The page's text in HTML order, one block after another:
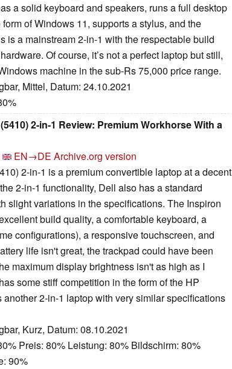
a solid keyboard and speakers, runs a full desktop
of Windows 11, supports a stylus, and the
is a mainstream 2-in-1 with the respectable build
Of course, it’s not a perfect laptop but still,
machine in the sub-Rs 75,000 price range.
Mittel, Datum: 24.10.2021
2-in-1 Review: Premium Workhorse With a
EN→DE Archive.org version
2-in-1 is a premium convertible laptop at a decent
2-in-1 functionality, Dell also has a standard
slight variations in the specifications. The Inspiron
build quality, a comfortable keyboard, a
configurations), a responsive touchscreen, and
life isn't great, the trackpad could have been
maximum display brightness isn't as high as I
some stiff competition in the form of the HP
2-in-1 laptop with very similar specifications
Kurz, Datum: 08.10.2021
Preis: 80% Leistung: 80% Bildschirm: 80%
90%